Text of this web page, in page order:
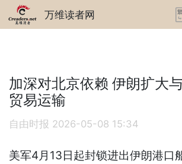
万维读者网
加深对北京依赖 伊朗扩大
贸易运输
自由时报 2026-05-08 15:34
美军4月13日起封锁进出伊朗港口